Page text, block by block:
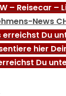
– Reisecar
News
erreichst Du
hier
Du